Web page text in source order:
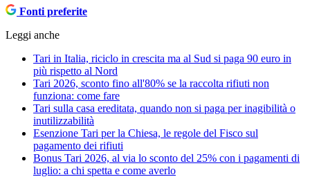
Fonti preferite
Leggi anche
Tari in Italia, riciclo in crescita ma al Sud si paga 90 euro in
più rispetto al Nord
Tari 2026, sconto fino all'80% se la raccolta rifiuti non
funziona: come fare
Tari sulla casa ereditata, quando non si paga per inagibilità o
inutilizzabilità
Esenzione Tari per la Chiesa, le regole del Fisco sul
pagamento dei rifiuti
Bonus Tari 2026, al via lo sconto del 25% con i pagamenti di
luglio: a chi spetta e come averlo